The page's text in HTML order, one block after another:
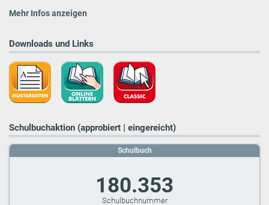
Mehr Infos anzeigen
Downloads und Links
Schulbuchaktion (approbiert | eingereicht)
Schulbuch
180.353